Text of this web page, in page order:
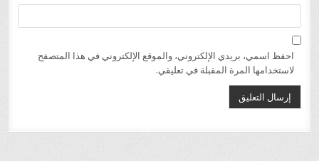
احفظ اسمي، بريدي الإلكتروني، والموقع الإلكتروني في هذا المتصفح
لاستخدامها المرة المقبلة في تعليقي.